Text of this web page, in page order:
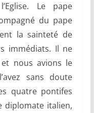
Le pape
du pape
la sainteté de
immédiats. Il ne
nous avions le
sans doute
quatre pontifes
diplomate italien,